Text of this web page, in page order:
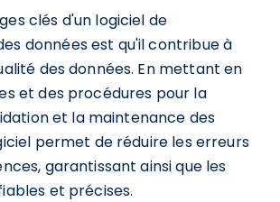
clés d'un logiciel de
données est qu'il contribue à
des données. En mettant en
et des procédures pour la
et la maintenance des
permet de réduire les erreurs
garantissant ainsi que les
et précises.